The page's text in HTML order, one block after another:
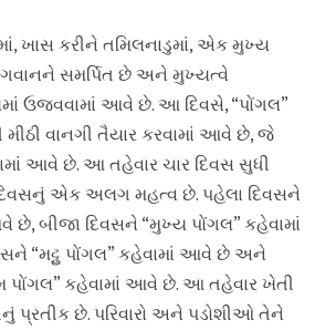
ખાસ કરીને તમિલનાડુમાં, એક મુખ્ય
સમર્પિત છે અને મુખ્યત્વે
ઉજવવામાં આવે છે. આ દિવસે, “પોંગલ”
વાનગી તૈયાર કરવામાં આવે છે, જે
આવે છે. આ તહેવાર ચાર દિવસ સુધી
એક અલગ મહત્વ છે. પહેલા દિવસને
છે, બીજા દિવસને “મુખ્ય પોંગલ” કહેવામાં
“મટ્ટુ પોંગલ” કહેવામાં આવે છે અને
પોંગલ” કહેવામાં આવે છે. આ તહેવાર ખેતી
પ્રતીક છે. પરિવારો અને પડોશીઓ તેને